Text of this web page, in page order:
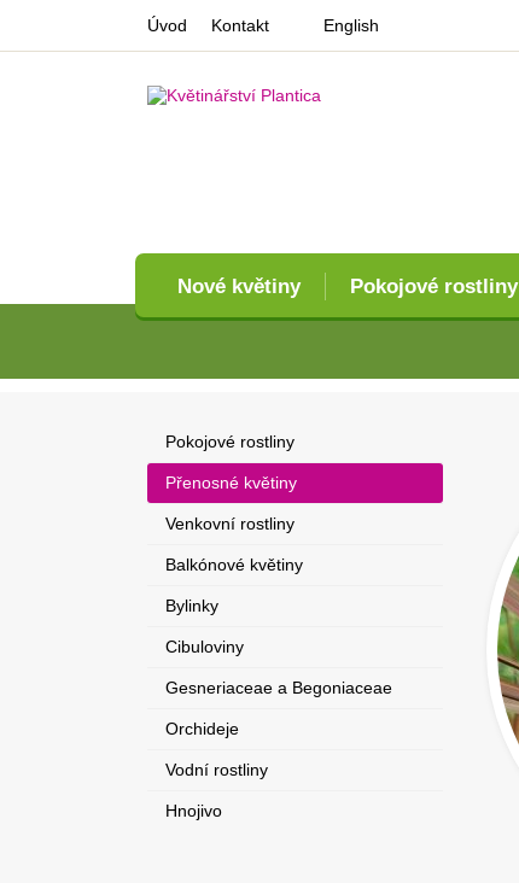
Nové květiny Pokojové rostliny
Úvod Kontakt English
Pokojové rostliny
Přenosné květiny
Venkovní rostliny
Balkónové květiny
Bylinky
Cibuloviny
Gesneriaceae a Begoniaceae
Orchideje
Vodní rostliny
Hnojivo